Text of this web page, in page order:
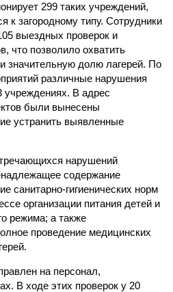
299 таких учреждений,
к загородному типу. Сотрудники
выездных проверок и
что позволило охватить
значительную долю лагерей. По
различные нарушения
В адрес
были вынесены
устранить выявленные
нарушений
содержание
санитарно-гигиенических норм
организации питания детей и
режима; а также
проведение медицинских
на персонал,
В ходе этих проверок у 20